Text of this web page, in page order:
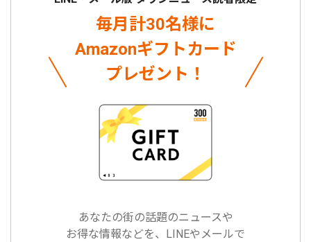
毎月計30名様に
Amazonギフトカード
プレゼント！
あなたの街の話題のニュースや
お得な情報などを、LINEやメールで